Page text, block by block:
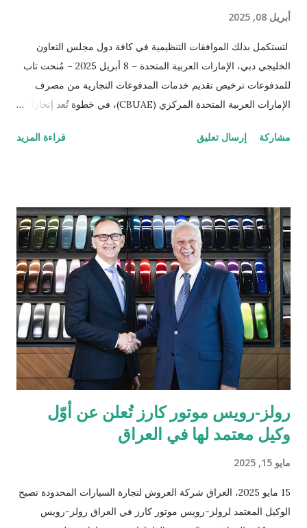
أبريل 08, 2025
لتستكمل بذلك الموافقات التنظيمية في كافة دول مجلس التعاون
الخليجي دبي، الإمارات العربية المتحدة – 8 أبريل 2025 – مُنحت تاب
للمدفوعات ترخيص تقديم خدمات المدفوعات التجارية من مصرف
الإمارات العربية المتحدة المركزي (CBUAE)، في خطوة تُعد إنجازاً
تاب للمدفوعات جميع الموافقات التنظيمية والتراخيص المطلوبة في
كلٍّ من السعودية، الكويت، قطر، البحرين، عُمان، والإمارات، تواصل
تاب للمدفوعات ترسيخ مكانتها كأحد أكثر مزوّدي خدمات الدفع ترخيصاً
والتزاماً بالامتثال التنظيمي ضمن الشركات العاملة في دول الخليج. كما
يؤكّد هذا الإنجاز دور تاب للمدفوعات في توحيد وتبسيط عمليات الدفع
الرقمي على مستوى منطقة الشرق الأوسط وشمال إفريقيا، انسجاماً
مع رؤيتها الهادفة إلى تطوير منظومة المدفوعات في المنطقة. يشهد
قطاع المدفوعات الرقمية في دولة الإمارات نمواً متسارعاً، إذ من ...
مشاركة إرسال تعليق قراءة المزيد
رولز-رويس موتور كارز تُعلن عن أوّل
وكيل معتمد لها في العراق
مايو 15, 2025
15 مايو 2025، العراق شركة العروش لتجارة السيارات المحدودة تصبح
الوكيل المعتمد لرولز-رويس موتور كارز في العراق رولز-رويس